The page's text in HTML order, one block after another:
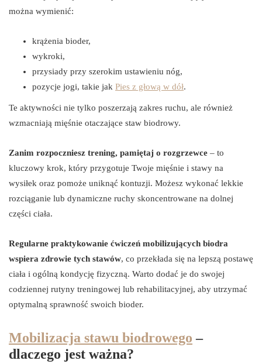
można wymienić:
krążenia bioder,
wykroki,
przysiady przy szerokim ustawieniu nóg,
pozycje jogi, takie jak Pies z głową w dół.
Te aktywności nie tylko poszerzają zakres ruchu, ale również
wzmacniają mięśnie otaczające staw biodrowy.
Zanim rozpoczniesz trening, pamiętaj o rozgrzewce – to
kluczowy krok, który przygotuje Twoje mięśnie i stawy na
wysiłek oraz pomoże uniknąć kontuzji. Możesz wykonać lekkie
rozciąganie lub dynamiczne ruchy skoncentrowane na dolnej
części ciała.
Regularne praktykowanie ćwiczeń mobilizujących biodra
wspiera zdrowie tych stawów, co przekłada się na lepszą postawę
ciała i ogólną kondycję fizyczną. Warto dodać je do swojej
codziennej rutyny treningowej lub rehabilitacyjnej, aby utrzymać
optymalną sprawność swoich bioder.
Mobilizacja stawu biodrowego –
dlaczego jest ważna?